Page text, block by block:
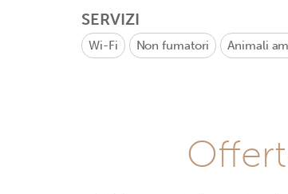
SERVIZI
Wi-Fi Non fumatori Animali